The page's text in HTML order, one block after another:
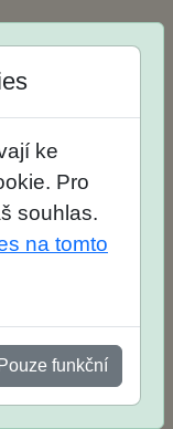
ke
Pro
souhlas.
na tomto
Pouze funkční